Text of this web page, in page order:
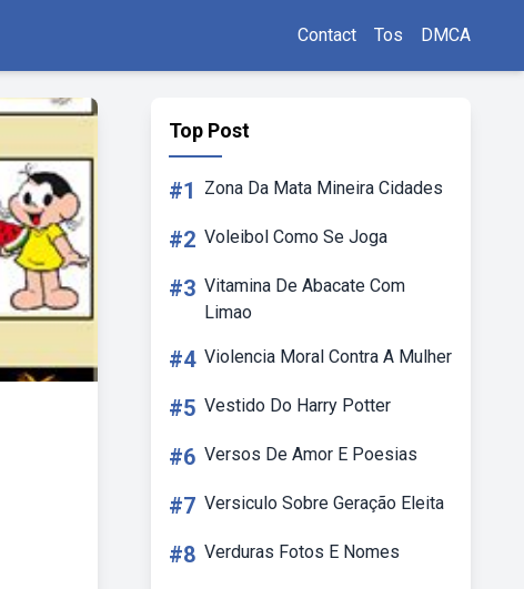
Contact Tos DMCA
Top Post
#1 Zona Da Mata Mineira Cidades
#2 Voleibol Como Se Joga
#3 Vitamina De Abacate Com
Limao
#4 Violencia Moral Contra A Mulher
#5 Vestido Do Harry Potter
#6 Versos De Amor E Poesias
#7 Versiculo Sobre Geração Eleita
#8 Verduras Fotos E Nomes